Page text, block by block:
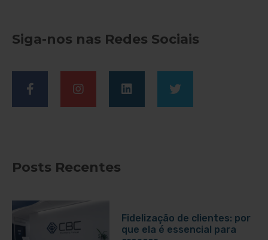
Siga-nos nas Redes Sociais
Posts Recentes
Fidelização de clientes: por
que ela é essencial para